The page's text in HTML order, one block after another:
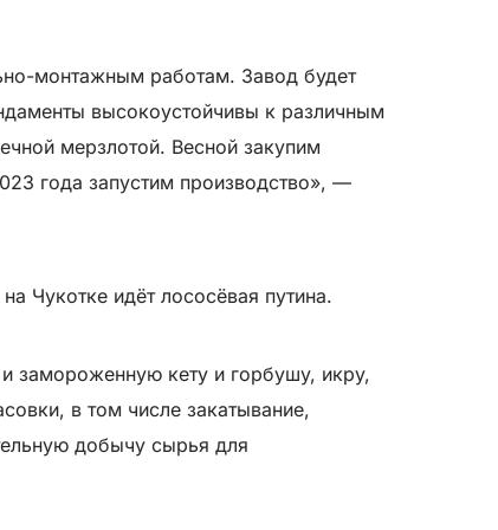
монтажным работам. Завод будет
высокоустойчивы к различным
мерзлотой. Весной закупим
года запустим производство», —
Чукотке идёт лососёвая путина.
замороженную кету и горбушу, икру,
в том числе закатывание,
добычу сырья для